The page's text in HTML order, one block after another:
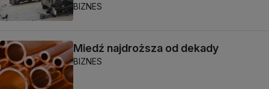
BIZNES
Miedź najdroższa od dekady
BIZNES